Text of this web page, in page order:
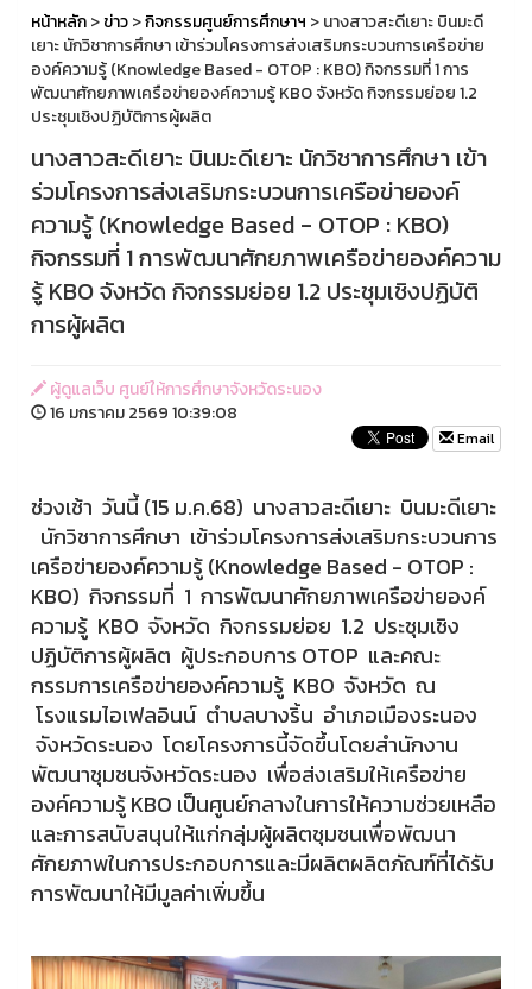
หน้าหลัก>ข่าว>กิจกรรมศูนย์การศึกษาฯ > นางสาวสะดีเยาะ บินมะดี
เยาะ นักวิชาการศึกษา เข้าร่วมโครงการส่งเสริมกระบวนการเครือข่าย
องค์ความรู้ (Knowledge Based - OTOP : KBO) กิจกรรมที่ 1 การ
พัฒนาศักยภาพเครือข่ายองค์ความรู้ KBO จังหวัด กิจกรรมย่อย 1.2
ประชุมเชิงปฏิบัติการผู้ผลิต
นางสาวสะดีเยาะ บินมะดีเยาะ นักวิชาการศึกษา เข้า
ร่วมโครงการส่งเสริมกระบวนการเครือข่ายองค์
ความรู้ (Knowledge Based - OTOP : KBO)
กิจกรรมที่ 1 การพัฒนาศักยภาพเครือข่ายองค์ความ
รู้ KBO จังหวัด กิจกรรมย่อย 1.2 ประชุมเชิงปฏิบัติ
การผู้ผลิต
ผู้ดูแลเว็บ ศูนย์ให้การศึกษาจังหวัดระนอง
16 มกราคม 2569 10:39:08
Email
ช่วงเช้า วันนี้ (15 ม.ค.68) นางสาวสะดีเยาะ บินมะดีเยาะ
นักวิชาการศึกษา เข้าร่วมโครงการส่งเสริมกระบวนการ
เครือข่ายองค์ความรู้ (Knowledge Based - OTOP :
KBO) กิจกรรมที่ 1 การพัฒนาศักยภาพเครือข่ายองค์
ความรู้ KBO จังหวัด กิจกรรมย่อย 1.2 ประชุมเชิง
ปฏิบัติการผู้ผลิต ผู้ประกอบการ OTOP และคณะ
กรรมการเครือข่ายองค์ความรู้ KBO จังหวัด ณ
โรงแรมไอเฟลอินน์ ตำบลบางริ้น อำเภอเมืองระนอง
จังหวัดระนอง โดยโครงการนี้จัดขึ้นโดยสำนักงาน
พัฒนาชุมชนจังหวัดระนอง เพื่อส่งเสริมให้เครือข่าย
องค์ความรู้ KBO เป็นศูนย์กลางในการให้ความช่วยเหลือ
และการสนับสนุนให้แก่กลุ่มผู้ผลิตชุมชนเพื่อพัฒนา
ศักยภาพในการประกอบการและมีผลิตผลิตภัณฑ์ที่ได้รับ
การพัฒนาให้มีมูลค่าเพิ่มขึ้น